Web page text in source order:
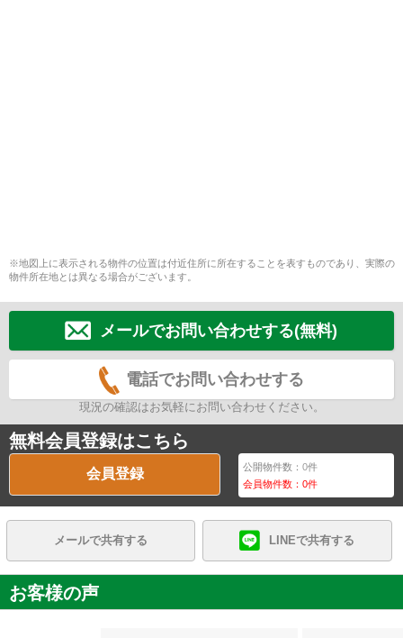
※地図上に表示される物件の位置は付近住所に所在することを表すものであり、実際の
物件所在地とは異なる場合がございます。
メールでお問い合わせする(無料)
電話でお問い合わせする
現況の確認はお気軽にお問い合わせください。
無料会員登録はこちら
会員登録 公開物件数：0件
会員物件数：0件
メールで共有する LINEで共有する
お客様の声